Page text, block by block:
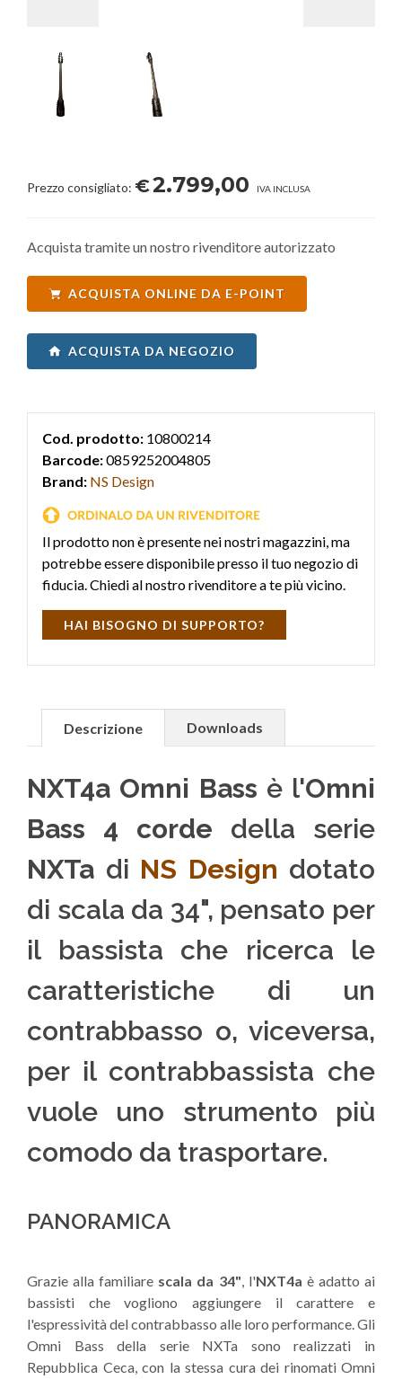
Prezzo consigliato: €2.799,00 IVA INCLUSA
Acquista tramite un nostro rivenditore autorizzato
ACQUISTA ONLINE DA E-POINT
ACQUISTA DA NEGOZIO
Cod. prodotto: 10800214
Barcode:0859252004805
Brand: NS Design
Il prodotto non è presente nei nostri magazzini, ma
potrebbe essere disponibile presso il tuo negozio di
fiducia. Chiedi al nostro rivenditore a te più vicino.
HAI BISOGNO DI SUPPORTO?
Descrizione Downloads
NXT4a Omni Bass è l'Omni
Bass 4 corde della serie
NXTa di NS Design dotato
di scala da 34", pensato per
il bassista che ricerca le
caratteristiche di un
contrabbasso o, viceversa,
per il contrabbassista che
vuole uno strumento più
comodo da trasportare.
PANORAMICA
Grazie alla familiare scala da 34", l'NXT4a è adatto ai
bassisti che vogliono aggiungere il carattere e
l'espressività del contrabbasso alle loro performance. Gli
Omni Bass della serie NXTa sono realizzati in
Repubblica Ceca, con la stessa cura dei rinomati Omni